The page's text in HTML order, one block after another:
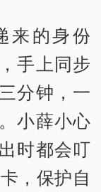
来的身份
手上同步
分钟，一
小薛小心
时都会叮
，保护自